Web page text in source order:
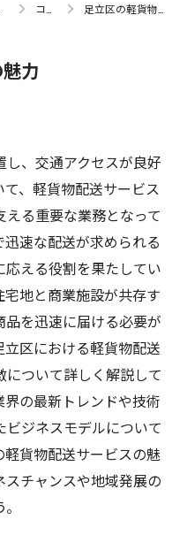
コラム 足立区の軽貨物配送の魅力
力
、交通アクセスが良好
、軽貨物配送サービス
る重要な業務となって
速な配送が求められる
える役割を果たしてい
地と商業施設が共存す
を迅速に届ける必要が
区における軽貨物配送
ついて詳しく解説して
の最新トレンドや技術
ジネスモデルについて
貨物配送サービスの魅
チャンスや地域発展の